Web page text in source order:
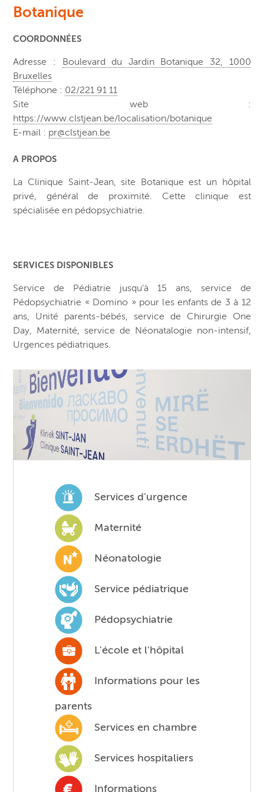
Botanique
COORDONNÉES
Adresse : Boulevard du Jardin Botanique 32, 1000
Bruxelles
Téléphone : 02/221 91 11
Site web :
https://www.clstjean.be/localisation/botanique
E-mail : pr@clstjean.be
A PROPOS
La Clinique Saint-Jean, site Botanique est un hôpital
privé, général de proximité. Cette clinique est
spécialisée en pédopsychiatrie.
SERVICES DISPONIBLES
Service de Pédiatrie jusqu’à 15 ans, service de
Pédopsychiatrie « Domino » pour les enfants de 3 à 12
ans, Unité parents-bébés, service de Chirurgie One
Day, Maternité, service de Néonatalogie non-intensif,
Urgences pédiatriques.
Services d'urgence
Maternité
Néonatologie
Service pédiatrique
Pédopsychiatrie
L'école et l'hôpital
Informations pour les
parents
Services en chambre
Services hospitaliers
Informations